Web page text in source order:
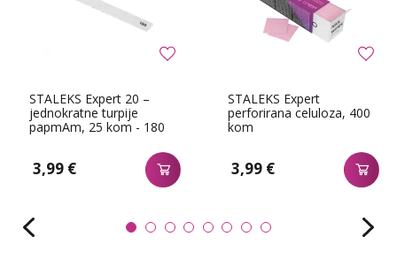
STALEKS Expert 20 –
jednokratne turpije
papmAm, 25 kom - 180
3,99 €
STALEKS Expert
perforirana celuloza, 400
kom
3,99 €